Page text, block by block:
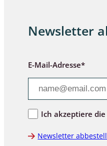
Newsletter
E-Mail-Adresse*
Ich akzeptiere die
Newsletter